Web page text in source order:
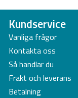
Kundservice
Vanliga frågor
Kontakta oss
Så handlar du
Frakt och leverans
Betalning